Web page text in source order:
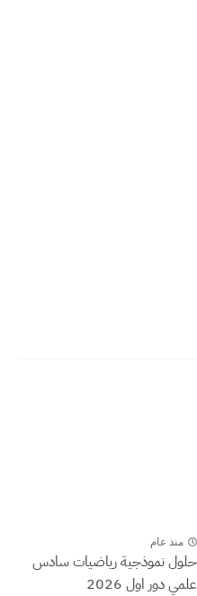
منذ عام
حلول نموذجية رياضيات سادس
علمي دور اول 2026